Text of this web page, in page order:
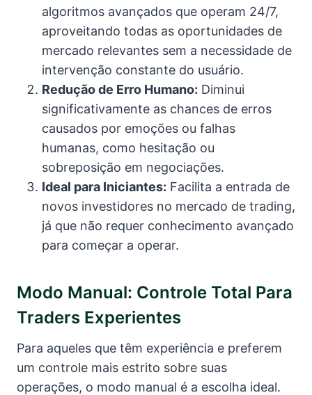
algoritmos avançados que operam 24/7,
aproveitando todas as oportunidades de
mercado relevantes sem a necessidade de
intervenção constante do usuário.
Redução de Erro Humano: Diminui
significativamente as chances de erros
causados por emoções ou falhas
humanas, como hesitação ou
sobreposição em negociações.
Ideal para Iniciantes: Facilita a entrada de
novos investidores no mercado de trading,
já que não requer conhecimento avançado
para começar a operar.
Modo Manual: Controle Total Para
Traders Experientes
Para aqueles que têm experiência e preferem
um controle mais estrito sobre suas
operações, o modo manual é a escolha ideal.